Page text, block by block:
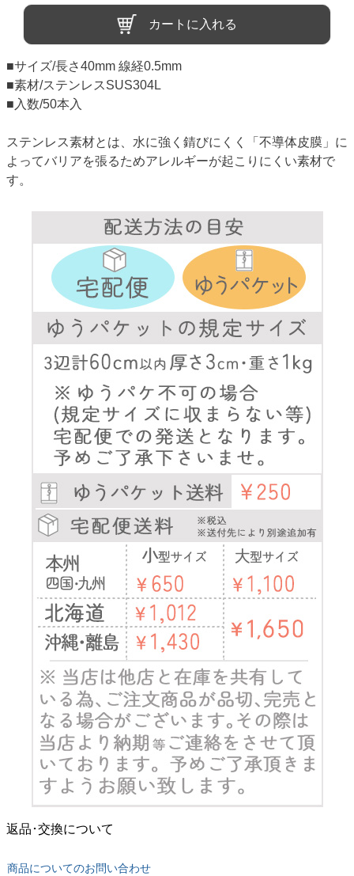
カートに入れる
■サイズ/長さ40mm 線経0.5mm
■素材/ステンレスSUS304L
■入数/50本入
ステンレス素材とは、水に強く錆びにくく「不導体皮膜」に
よってバリアを張るためアレルギーが起こりにくい素材で
す。
返品･交換について
商品についてのお問い合わせ